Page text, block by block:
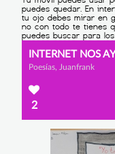
INTERNET NOS
Poesías, Juanfrank
2